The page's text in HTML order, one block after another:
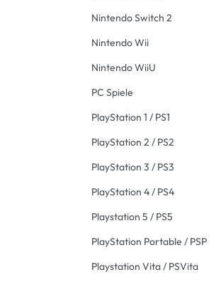
Nintendo Switch 2
Nintendo Wii
Nintendo WiiU
PC Spiele
PlayStation 1 / PS1
PlayStation 2 / PS2
PlayStation 3 / PS3
PlayStation 4 / PS4
Playstation 5 / PS5
PlayStation Portable / PSP
Playstation Vita / PSVita